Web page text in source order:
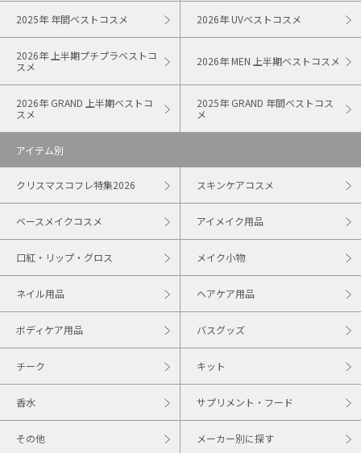
2025年 年間ベストコスメ 2026年 UVベストコスメ
2026年 上半期プチプラベストコ
スメ
2026年 MEN 上半期ベストコスメ
2026年 GRAND 上半期ベストコ
スメ
2025年 GRAND 年間ベストコス
メ
アイテム別
クリスマスコフレ特集2026 スキンケアコスメ
ベースメイクコスメ アイメイク用品
口紅・リップ・グロス メイク小物
ネイル用品 ヘアケア用品
ボディケア用品 バスグッズ
チーク キット
香水 サプリメント・フード
その他 メーカー別に探す